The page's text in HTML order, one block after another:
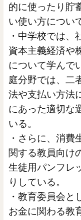
的に使ったり貯
い使い方につい
・中学校では、
資本主義経済や
について学んで
庭分野では、二
法や支払い方法
にあった適切な
いる。
・さらに、消費
関する教員向け
生徒用パンフレ
りしている。
・教育委員会と
お金に関わる教